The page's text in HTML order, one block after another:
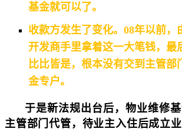
基金就可以了。
收款方发生了变化。08年以前，
开发商手里拿着这一大笔钱，最
比比皆是，根本没有交到主管部
金专户。
于是新法规出台后，物业维修
主管部门代管，待业主入住后成立